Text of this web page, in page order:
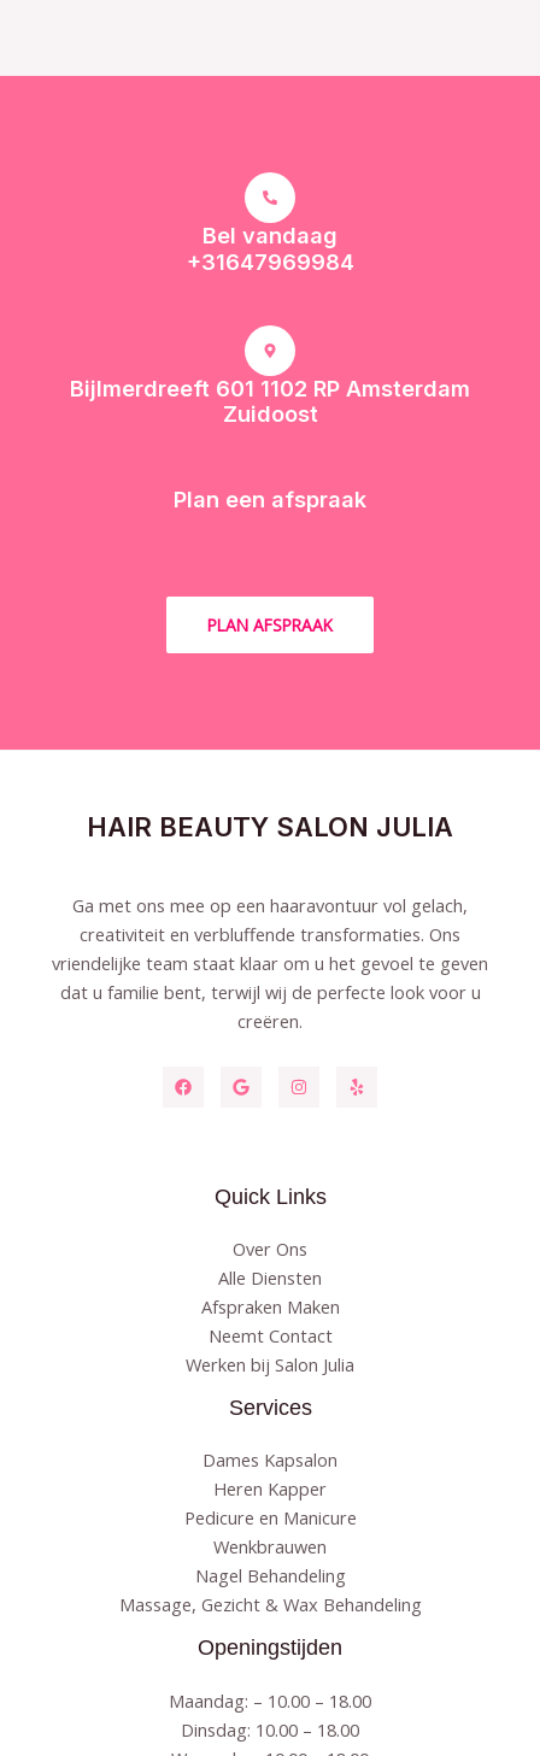
Bel vandaag
+31647969984
Bijlmerdreeft 601 1102 RP Amsterdam
Zuidoost
Plan een afspraak
PLAN AFSPRAAK
HAIR BEAUTY SALON JULIA
Ga met ons mee op een haaravontuur vol gelach,
creativiteit en verbluffende transformaties. Ons
vriendelijke team staat klaar om u het gevoel te geven
dat u familie bent, terwijl wij de perfecte look voor u
creëren.
Quick Links
Over Ons
Alle Diensten
Afspraken Maken
Neemt Contact
Werken bij Salon Julia
Services
Dames Kapsalon
Heren Kapper
Pedicure en Manicure
Wenkbrauwen
Nagel Behandeling
Massage, Gezicht & Wax Behandeling
Openingstijden
Maandag: – 10.00 – 18.00
Dinsdag: 10.00 – 18.00